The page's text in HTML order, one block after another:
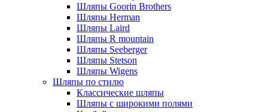
Шляпы Goorin Brothers
Шляпы Herman
Шляпы Laird
Шляпы R mountain
Шляпы Seeberger
Шляпы Stetson
Шляпы Wigens
Шляпы по стилю
Классические шляпы
Шляпы с широкими полями